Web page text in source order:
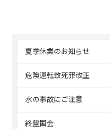
夏季休業のお知らせ
危険運転致死罪改正
水の事故にご注意
終盤国会